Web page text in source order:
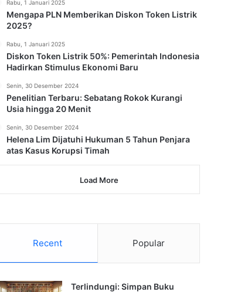
Rabu, 1 Januari 2025
Mengapa PLN Memberikan Diskon Token Listrik
2025?
Rabu, 1 Januari 2025
Diskon Token Listrik 50%: Pemerintah Indonesia
Hadirkan Stimulus Ekonomi Baru
Senin, 30 Desember 2024
Penelitian Terbaru: Sebatang Rokok Kurangi
Usia hingga 20 Menit
Senin, 30 Desember 2024
Helena Lim Dijatuhi Hukuman 5 Tahun Penjara
atas Kasus Korupsi Timah
Load More
Recent Popular
Terlindungi: Simpan Buku